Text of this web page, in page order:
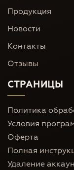
Продукция
Новости
Контакты
Отзывы
СТРАНИЦЫ
Политика
Условия
Оферта
Полная
Удаление